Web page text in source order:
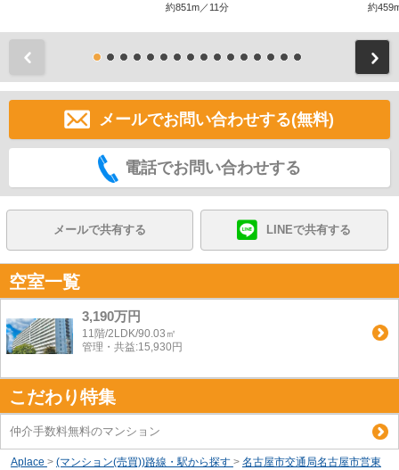
約851m／11分 約
メールでお問い合わせする(無料)
電話でお問い合わせする
メールで共有する LINEで共有する
空室一覧
3,190万円
11階/2LDK/90.03㎡
管理・共益:15,930円
こだわり特集
仲介手数料無料のマンション
Aplace > (マンション(売買))路線・駅から探す > 名古屋市交通局名古屋市営東